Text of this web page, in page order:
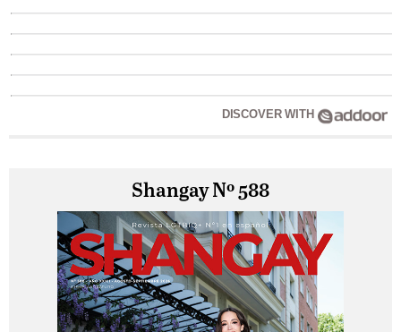
DISCOVER WITH
Shangay Nº 588